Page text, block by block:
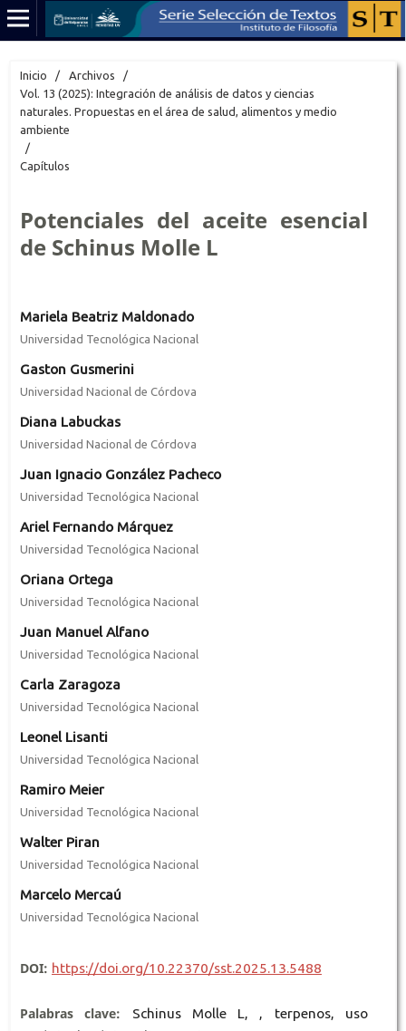
Inicio / Archivos
/
Vol. 13 (2025): Integración de análisis de datos y ciencias
naturales. Propuestas en el área de salud, alimentos y medio
ambiente
/
Capítulos
Potenciales del aceite esencial
de Schinus Molle L
Mariela Beatriz Maldonado
Universidad Tecnológica Nacional
Gaston Gusmerini
Universidad Nacional de Córdova
Diana Labuckas
Universidad Nacional de Córdova
Juan Ignacio González Pacheco
Universidad Tecnológica Nacional
Ariel Fernando Márquez
Universidad Tecnológica Nacional
Oriana Ortega
Universidad Tecnológica Nacional
Juan Manuel Alfano
Universidad Tecnológica Nacional
Carla Zaragoza
Universidad Tecnológica Nacional
Leonel Lisanti
Universidad Tecnológica Nacional
Ramiro Meier
Universidad Tecnológica Nacional
Walter Piran
Universidad Tecnológica Nacional
Marcelo Mercaú
Universidad Tecnológica Nacional
DOI: https://doi.org/10.22370/sst.2025.13.5488
Palabras clave:
Schinus Molle L, , terpenos, uso